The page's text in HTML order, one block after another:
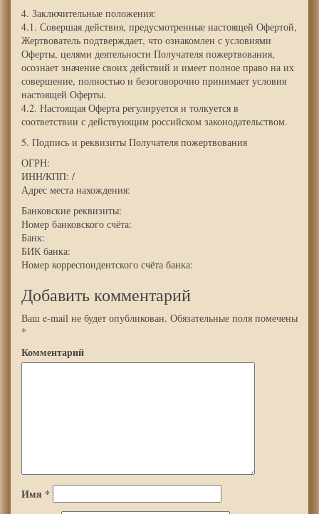
4. Заключительные положения:
4.1. Совершая действия, предусмотренные настоящей Офертой,
Жертвователь подтверждает, что ознакомлен с условиями
Оферты, целями деятельности Получателя пожертвования,
осознает значение своих действий и имеет полное право на их
совершение, полностью и безоговорочно принимает условия
настоящей Оферты.
4.2. Настоящая Оферта регулируется и толкуется в
соответствии с действующим российском законодательством.
5. Подпись и реквизиты Получателя пожертвования
ОГРН:
ИНН/КПП: /
Адрес места нахождения:
Банковские реквизиты:
Номер банковского счёта:
Банк:
БИК банка:
Номер корреспондентского счёта банка:
Добавить комментарий
Ваш e-mail не будет опубликован. Обязательные поля помечены
*
Комментарий
Имя *